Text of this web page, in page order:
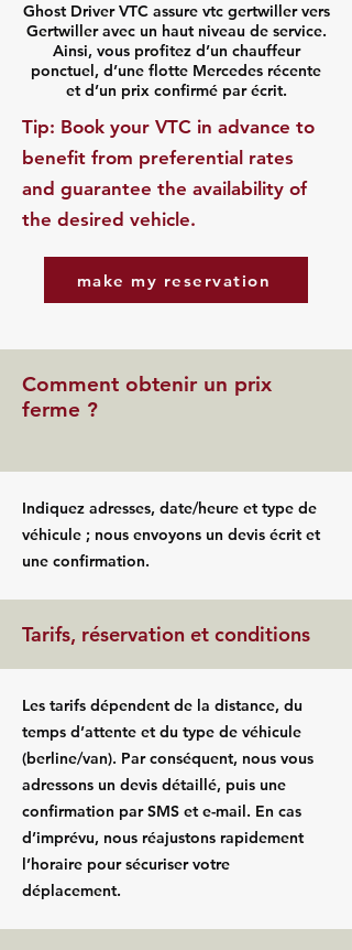
Ghost Driver VTC assure vtc gertwiller vers
Gertwiller avec un haut niveau de service.
Ainsi, vous profitez d’un chauffeur
ponctuel, d’une flotte Mercedes récente
et d’un prix confirmé par écrit.
​Tip: Book your VTC in advance to
benefit from preferential rates
and guarantee the availability of
the desired vehicle.
make my reservation
Comment obtenir un prix
ferme ?
Indiquez adresses, date/heure et type de
véhicule ; nous envoyons un devis écrit et
une confirmation.
Tarifs, réservation et conditions
Les tarifs dépendent de la distance, du
temps d’attente et du type de véhicule
(berline/van). Par conséquent, nous vous
adressons un devis détaillé, puis une
confirmation par SMS et e-mail. En cas
d’imprévu, nous réajustons rapidement
l’horaire pour sécuriser votre
déplacement.